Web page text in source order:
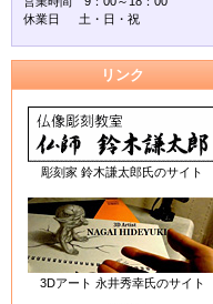
休業日 土・日・祝
リンク
彫刻家 鈴木謙太郎氏のサイト
3Dアート 永井秀幸氏のサイト